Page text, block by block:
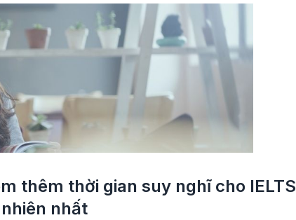
thêm thời gian suy nghĩ cho IELTS
nhất